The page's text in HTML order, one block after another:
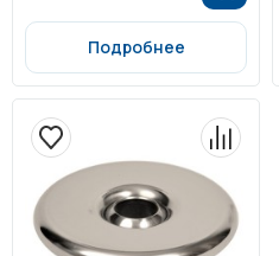
Подробнее